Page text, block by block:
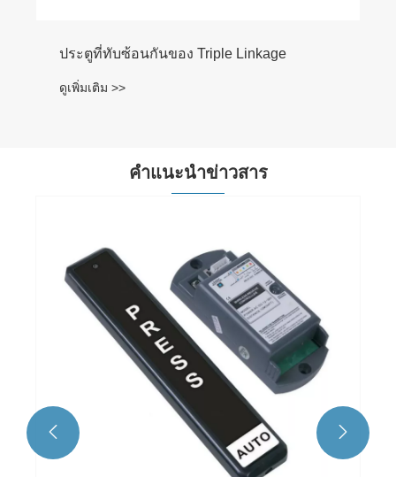
คำแนะนำข่าวสาร
ประตูสุญญากาศในห้องปฏิบัติการ ICU ควรได้
รับการซ่อมบำรุงบ่อยแค่ไหน?
ดูเพิ่มเติม >>
 